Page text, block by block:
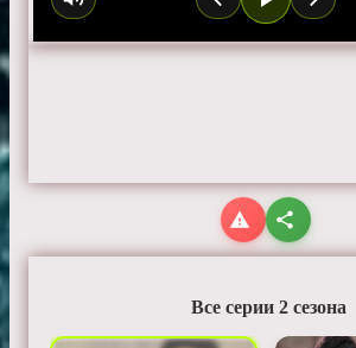
Все серии 2 сезона